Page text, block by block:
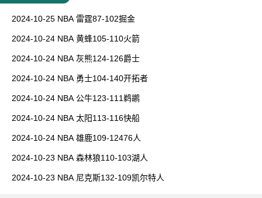
2024-10-25 NBA 雷霆87-102掘金
2024-10-24 NBA 黄蜂105-110火箭
2024-10-24 NBA 灰熊124-126爵士
2024-10-24 NBA 勇士104-140开拓者
2024-10-24 NBA 公牛123-111鹈鹕
2024-10-24 NBA 太阳113-116快船
2024-10-24 NBA 雄鹿109-12476人
2024-10-23 NBA 森林狼110-103湖人
2024-10-23 NBA 尼克斯132-109凯尔特人